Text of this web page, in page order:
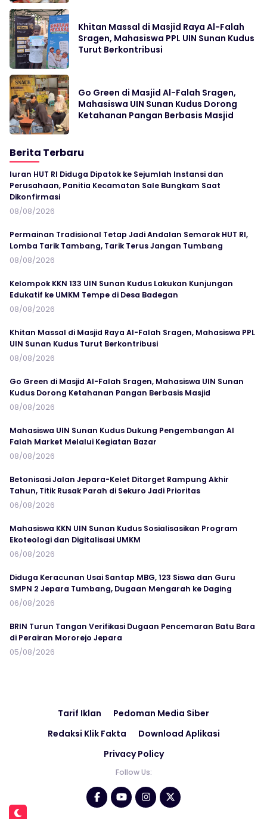
Khitan Massal di Masjid Raya Al-Falah
Sragen, Mahasiswa PPL UIN Sunan Kudus
Turut Berkontribusi
Go Green di Masjid Al-Falah Sragen,
Mahasiswa UIN Sunan Kudus Dorong
Ketahanan Pangan Berbasis Masjid
Berita Terbaru
Iuran HUT RI Diduga Dipatok ke Sejumlah Instansi dan
Perusahaan, Panitia Kecamatan Sale Bungkam Saat
Dikonfirmasi
08/08/2026
Permainan Tradisional Tetap Jadi Andalan Semarak HUT RI,
Lomba Tarik Tambang, Tarik Terus Jangan Tumbang
08/08/2026
Kelompok KKN 133 UIN Sunan Kudus Lakukan Kunjungan
Edukatif ke UMKM Tempe di Desa Badegan
08/08/2026
Khitan Massal di Masjid Raya Al-Falah Sragen, Mahasiswa PPL
UIN Sunan Kudus Turut Berkontribusi
08/08/2026
Go Green di Masjid Al-Falah Sragen, Mahasiswa UIN Sunan
Kudus Dorong Ketahanan Pangan Berbasis Masjid
08/08/2026
Mahasiswa UIN Sunan Kudus Dukung Pengembangan Al
Falah Market Melalui Kegiatan Bazar
08/08/2026
Betonisasi Jalan Jepara-Kelet Ditarget Rampung Akhir
Tahun, Titik Rusak Parah di Sekuro Jadi Prioritas
06/08/2026
Mahasiswa KKN UIN Sunan Kudus Sosialisasikan Program
Ekoteologi dan Digitalisasi UMKM
06/08/2026
Diduga Keracunan Usai Santap MBG, 123 Siswa dan Guru
SMPN 2 Jepara Tumbang, Dugaan Mengarah ke Daging
06/08/2026
BRIN Turun Tangan Verifikasi Dugaan Pencemaran Batu Bara
di Perairan Mororejo Jepara
05/08/2026
Tarif Iklan
Pedoman Media Siber
Redaksi Klik Fakta
Download Aplikasi
Privacy Policy
Follow Us: